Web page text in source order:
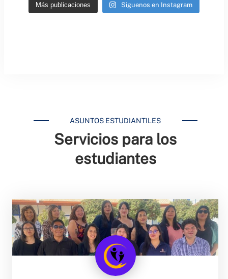
Más publicaciones Siguenos en Instagram
ASUNTOS ESTUDIANTILES
Servicios para los
estudiantes